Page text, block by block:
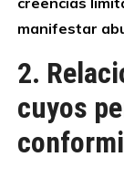
manifestar
2.
cuyos